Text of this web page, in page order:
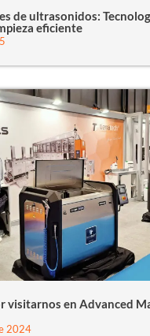
de ultrasonidos:
eficiente
visitarnos en Advanced
2024